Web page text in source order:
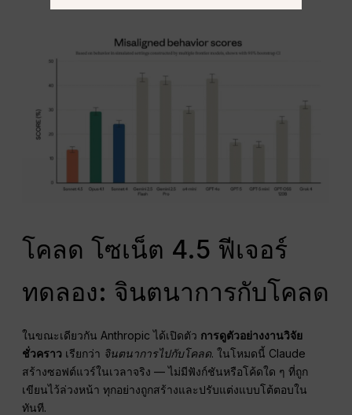
โคลด โซเน็ต 4.5 ฟีเจอร์
ทดลอง: จินตนาการกับโคลด
ในขณะเดียวกัน Anthropic ได้เปิดตัว การดูตัวอย่างงานวิจัย
ชั่วคราว เรียกว่า จินตนาการไปกับโคลด. ในโหมดนี้ Claude
สร้างซอฟต์แวร์ในเวลาจริง — ไม่มีฟังก์ชันหรือโค้ดใด ๆ ที่ถูก
เขียนไว้ล่วงหน้า ทุกอย่างถูกสร้างและปรับแต่งแบบโต้ตอบใน
ทันที.